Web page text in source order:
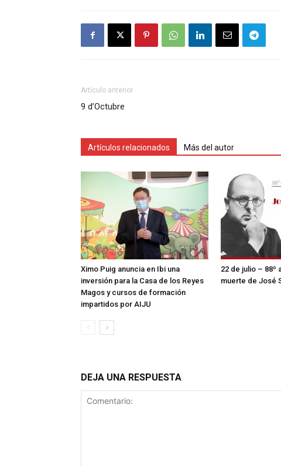
Artículo anterior
9 d’Octubre
Artículos relacionados Más del autor
Ximo Puig anuncia en Ibi una
inversión para la Casa de los Reyes
Magos y cursos de formación
impartidos por AIJU
22 de julio – 88º
muerte de José
DEJA UNA RESPUESTA